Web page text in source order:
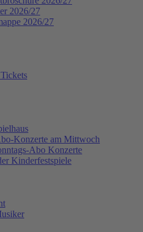
2026/27
2026/27
Konzerte am Mittwoch
Abo Konzerte
Kinderfestspiele